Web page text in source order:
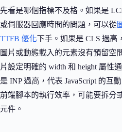
先看是哪個指標不及格。如果是
或伺服器回應時間的問題，可以從
TTFB 優化下手。如果是 CLS 過高
圖片或動態載入的元素沒有預留空
片設定明確的 width 和 height 屬性
是 INP 過高，代表 JavaScript 的互
前端腳本的執行效率，可能要拆分
元件。